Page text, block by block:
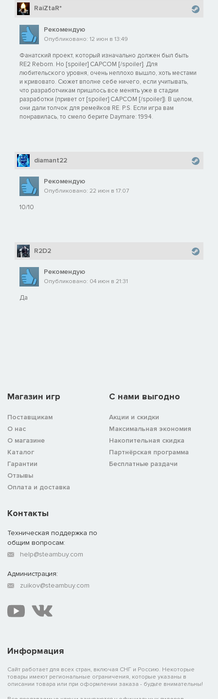
RaiZtaR*
Рекомендую
Опубликовано: 12 июн в 13:49
Фанатский проект, который изначально должен был быть
RE2 Reborn. Но [spoiler] CAPCOM [/spoiler]. Для
любительского уровня, очень неплохо вышло, хоть местами
и кривовато. Сюжет вполне себе ничего, если учитывать,
что разработчикам пришлось все менять уже в стадии
разработки (привет от [spoiler] CAPCOM [/spoiler]). В целом,
они дали толчок для ремейков RE. P.S. Если игра вам
понравилась, то смело берите Daymare: 1994.
diamant22
Рекомендую
Опубликовано: 22 июн в 17:07
10/10
R2D2
Рекомендую
Опубликовано: 04 июн в 21:31
Да
Магазин игр
Поставщикам
О нас
О магазине
Каталог
Гарантии
Отзывы
Оплата и доставка
C нами выгодно
Акции и скидки
Максимальная экономия
Накопительная скидка
Партнёрская программа
Бесплатные раздачи
Информация
Сайт работает для всех стран, включая СНГ и Россию. Некоторые
товары имеют региональные ограничения, которые указаны в
описании товара или при оформлении заказа - будьте внимательны!
Контакты
Техническая поддержка по
общим вопросам:
help@steambuy.com
Администрация:
zuikov@steambuy.com